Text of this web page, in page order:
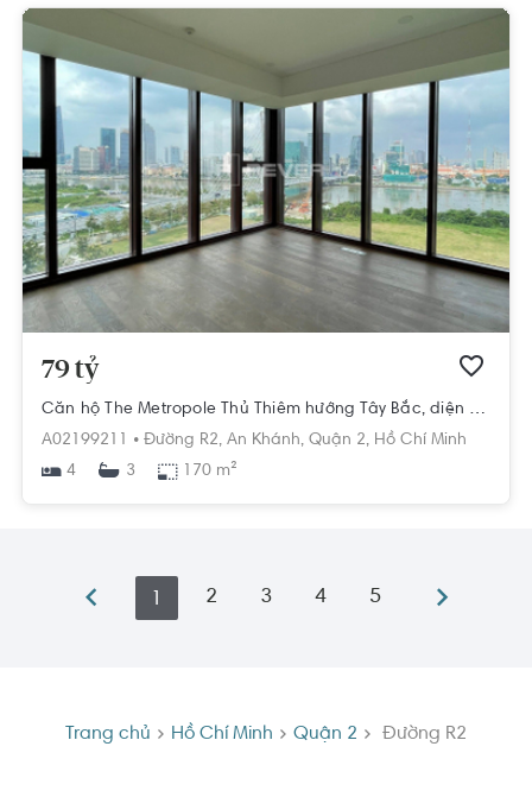
79 tỷ
Căn hộ The Metropole Thủ Thiêm hướng Tây Bắc, diện tích 170m²
A02199211 • Đường R2, An Khánh, Quận 2, Hồ Chí Minh
4
3 170 m²
1 2 3 4 5
Trang chủ Hồ Chí Minh Quận 2 Đường R2